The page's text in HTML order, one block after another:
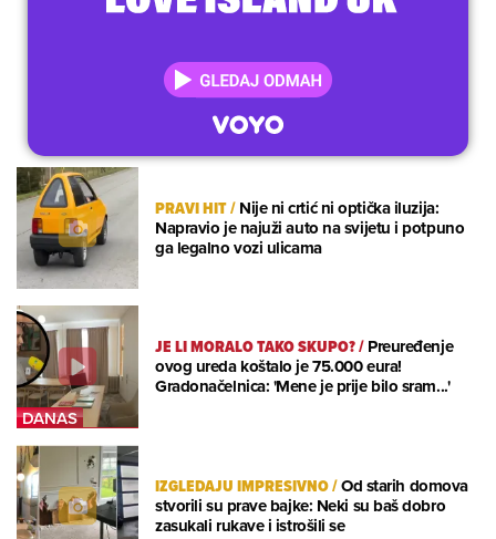
PRAVI HIT/Nije ni crtić ni optička iluzija:
Napravio je najuži auto na svijetu i potpuno
ga legalno vozi ulicama
JE LI MORALO TAKO SKUPO?/Preuređenje
ovog ureda koštalo je 75.000 eura!
Gradonačelnica: 'Mene je prije bilo sram...'
IZGLEDAJU IMPRESIVNO/Od starih domova
stvorili su prave bajke: Neki su baš dobro
zasukali rukave i istrošili se